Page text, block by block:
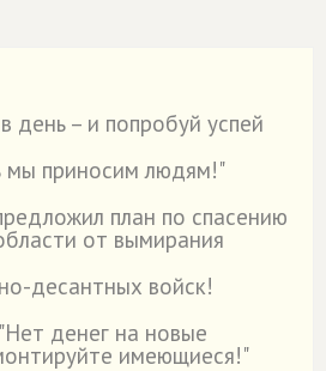
день – и попробуй успей
мы приносим людям!"
план по спасению
от вымирания
десантных войск!
денег на новые
имеющиеся!"